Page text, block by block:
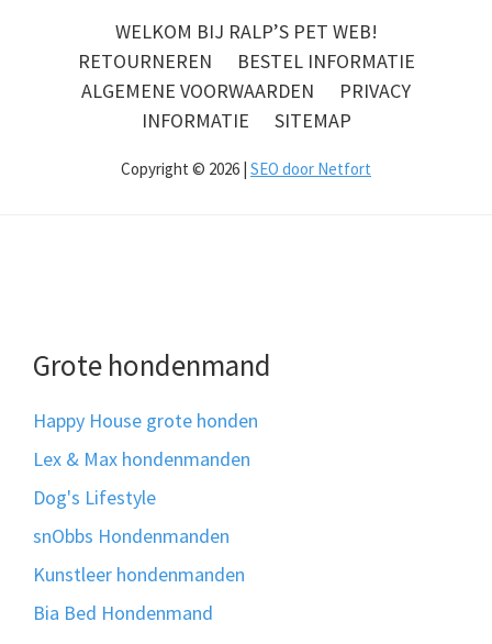
WELKOM BIJ RALP’S PET WEB!
RETOURNEREN
BESTEL INFORMATIE
ALGEMENE VOORWAARDEN
PRIVACY
INFORMATIE
SITEMAP
Copyright © 2026 | SEO door Netfort
Grote hondenmand
Happy House grote honden
Lex & Max hondenmanden
Dog's Lifestyle
snObbs Hondenmanden
Kunstleer hondenmanden
Bia Bed Hondenmand